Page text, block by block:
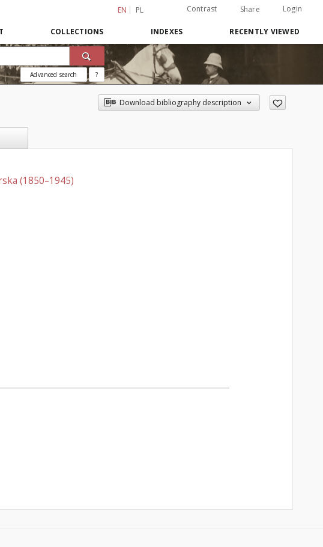
EN PL Contrast Share Login
COLLECTIONS INDEXES RECENTLY VIEWED
Advanced search ?
Download bibliography description
(1850–1945)